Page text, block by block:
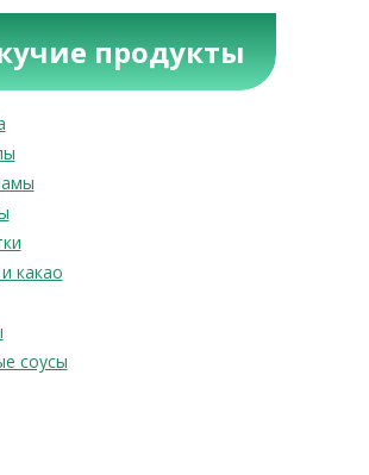
продукты
какао
соусы